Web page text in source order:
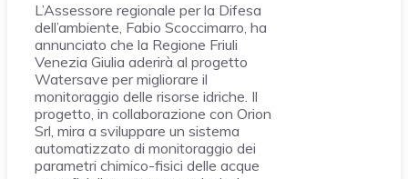
L’Assessore regionale per la Difesa
dell’ambiente, Fabio Scoccimarro, ha
annunciato che la Regione Friuli
Venezia Giulia aderirà al progetto
Watersave per migliorare il
monitoraggio delle risorse idriche. Il
progetto, in collaborazione con Orion
Srl, mira a sviluppare un sistema
automatizzato di monitoraggio dei
parametri chimico-fisici delle acque